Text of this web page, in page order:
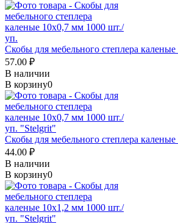
Скобы для мебельного степлера
57.00 ₽
В наличии
В корзину0
Скобы для мебельного степлера
44.00 ₽
В наличии
В корзину0